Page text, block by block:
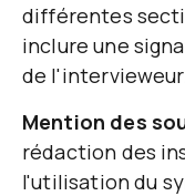
différentes
inclure une
de
Mention des
rédaction des
l'utilisation du